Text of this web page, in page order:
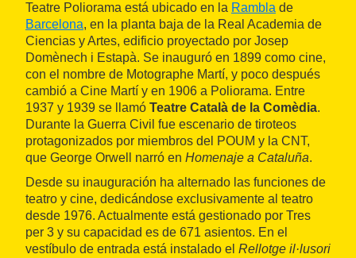
Teatre Poliorama está ubicado en la Rambla de
Barcelona, en la planta baja de la Real Academia de
Ciencias y Artes, edificio proyectado por Josep
Domènech i Estapà. Se inauguró en 1899 como cine,
con el nombre de Motographe Martí, y poco después
cambió a Cine Martí y en 1906 a Poliorama. Entre
1937 y 1939 se llamó Teatre Català de la Comèdia.
Durante la Guerra Civil fue escenario de tiroteos
protagonizados por miembros del POUM y la CNT,
que George Orwell narró en Homenaje a Cataluña.
Desde su inauguración ha alternado las funciones de
teatro y cine, dedicándose exclusivamente al teatro
desde 1976. Actualmente está gestionado por Tres
per 3 y su capacidad es de 671 asientos. En el
vestíbulo de entrada está instalado el Rellotge il·lusori